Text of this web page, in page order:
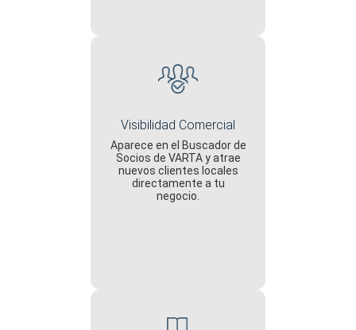
Visibilidad Comercial
Aparece en el Buscador de
Socios de VARTA y atrae
nuevos clientes locales
directamente a tu
negocio.